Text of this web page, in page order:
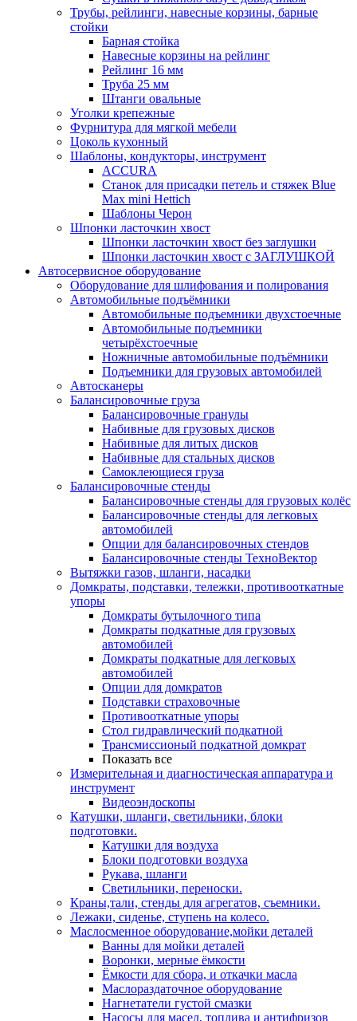
Трубы, рейлинги, навесные корзины, барные
стойки
Барная стойка
Навесные корзины на рейлинг
Рейлинг 16 мм
Труба 25 мм
Штанги овальные
Уголки крепежные
Фурнитура для мягкой мебели
Цоколь кухонный
Шаблоны, кондукторы, инструмент
ACCURA
Станок для присадки петель и стяжек Blue
Max mini Hettich
Шаблоны Черон
Шпонки ласточкин хвост
Шпонки ласточкин хвост без заглушки
Шпонки ласточкин хвост с ЗАГЛУШКОЙ
Автосервисное оборудование
Оборудование для шлифования и полирования
Автомобильные подъёмники
Автомобильные подъемники двухстоечные
Автомобильные подъемники
четырёхстоечные
Ножничные автомобильные подъёмники
Подъемники для грузовых автомобилей
Автосканеры
Балансировочные груза
Балансировочные гранулы
Набивные для грузовых дисков
Набивные для литых дисков
Набивные для стальных дисков
Самоклеющиеся груза
Балансировочные стенды
Балансировочные стенды для грузовых колёс
Балансировочные стенды для легковых
автомобилей
Опции для балансировочных стендов
Балансировочные стенды ТехноВектор
Вытяжки газов, шланги, насадки
Домкраты, подставки, тележки, противооткатные
упоры
Домкраты бутылочного типа
Домкраты подкатные для грузовых
автомобилей
Домкраты подкатные для легковых
автомобилей
Опции для домкратов
Подставки страховочные
Противооткатные упоры
Стол гидравлический подкатной
Трансмиссионый подкатной домкрат
Показать все
Измерительная и диагностическая аппаратура и
инструмент
Видеоэндоскопы
Катушки, шланги, светильники, блоки
подготовки.
Катушки для воздуха
Блоки подготовки воздуха
Рукава, шланги
Светильники, переноски.
Краны,тали, стенды для агрегатов, съемники.
Лежаки, сиденье, ступень на колесо.
Маслосменное оборудование,мойки деталей
Ванны для мойки деталей
Воронки, мерные ёмкости
Ёмкости для сбора, и откачки масла
Маслораздаточное оборудование
Нагнетатели густой смазки
Насосы для масел, топлива и антифризов